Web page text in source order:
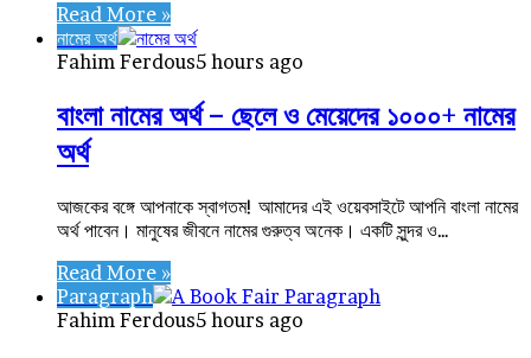
Read More »
নামের অর্থ
Fahim Ferdous5 hours ago
বাংলা নামের অর্থ – ছেলে ও মেয়েদের ১০০০+ নামের
অর্থ
আজকের বঙ্গে আপনাকে স্বাগতম! আমাদের এই ওয়েবসাইটে আপনি বাংলা নামের
অর্থ পাবেন। মানুষের জীবনে নামের গুরুত্ব অনেক। একটি সুন্দর ও…
Read More »
Paragraph
Fahim Ferdous5 hours ago